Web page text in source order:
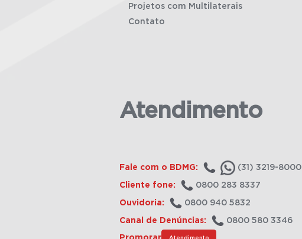
Projetos com Multilaterais
Contato
Atendimento
Fale com o BDMG: (31) 3219-8000
Cliente fone: 0800 283 8337
Ouvidoria: 0800 940 5832
Canal de Denúncias: 0800 580 3346
Atendimento